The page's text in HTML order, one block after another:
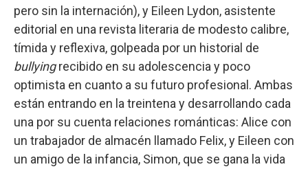
pero sin la internación), y Eileen Lydon, asistente
editorial en una revista literaria de modesto calibre,
tímida y reflexiva, golpeada por un historial de
bullyingrecibido en su adolescencia y poco
optimista en cuanto a su futuro profesional. Ambas
están entrando en la treintena y desarrollando cada
una por su cuenta relaciones románticas: Alice con
un trabajador de almacén llamado Felix, y Eileen con
un amigo de la infancia, Simon, que se gana la vida